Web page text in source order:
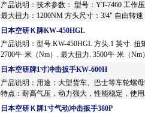
产品说明：技术参数： 型号：YT-7460 工作
最大扭力：1200NM 方头尺寸：3/4" 自由转速
日本空研Ｋ牌KW-450HGL
产品说明：型号.KW-450HGL 方头.1 英寸. 扭
2700牛·米（Nm）. 最大扭力. 3500牛·米（
日本空研牌1寸冲击扳手KW-600H
产品说明：用途：大型货车、巴士等车轮螺
特点：耐高气压，动力强大，性能稳定，使
日本空研Ｋ牌1寸气动冲击扳手380P